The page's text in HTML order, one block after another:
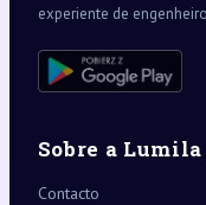
experiente de
Sobre a Lumila
Contacto